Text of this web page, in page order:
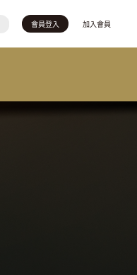
會員登入 加入會員